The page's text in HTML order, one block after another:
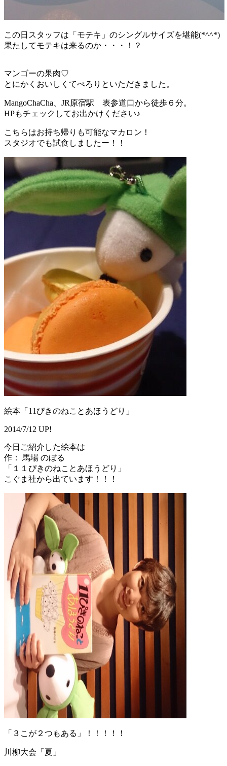
この日スタッフは「モテキ」のシングルサイズを堪能(*^^*)
果たしてモテキは来るのか・・・！？
マンゴーの果肉♡
とにかくおいしくてぺろりといただきました。
MangoChaCha、JR原宿駅 表参道口から徒歩６分。
HPもチェックしてお出かけください♪
こちらはお持ち帰りも可能なマカロン！
スタジオでも試食しましたー！！
絵本「11ぴきのねことあほうどり」
2014/7/12 UP!
今日ご紹介した絵本は
作： 馬場 のぼる
「１１ぴきのねことあほうどり」
こぐま社から出ています！！！
「３こが２つもある」！！！！！
川柳大会「夏」